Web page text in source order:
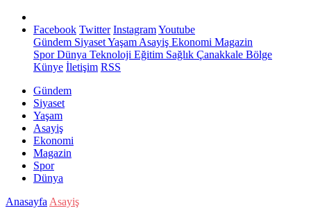
Facebook Twitter InstagramYoutube
Gündem SiyasetYaşam Asayiş Ekonomi Magazin
SporDünya Teknoloji Eğitim Sağlık Çanakkale Bölge
Künye İletişim RSS
Gündem
Siyaset
Yaşam
Asayiş
Ekonomi
Magazin
Spor
Dünya
Anasayfa Asayiş